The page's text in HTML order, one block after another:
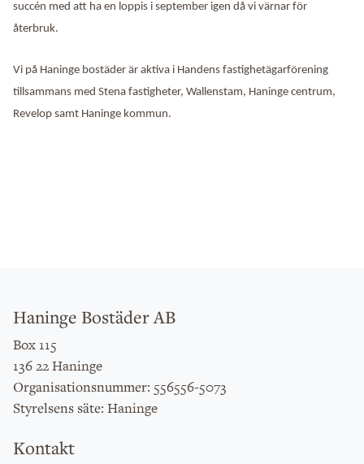
succén med att ha en loppis i september igen då vi värnar för
återbruk.
Vi på Haninge bostäder är aktiva i Handens fastighetägarförening
tillsammans med Stena fastigheter, Wallenstam, Haninge centrum,
Revelop samt Haninge kommun.
Haninge Bostäder AB
Box 115
136 22 Haninge
Organisationsnummer: 556556-5073
Styrelsens säte: Haninge
Kontakt